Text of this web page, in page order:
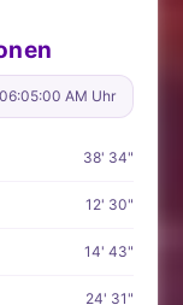
06:05:02 AM Uhr
38' 34"
12' 30"
14' 43"
24' 31"